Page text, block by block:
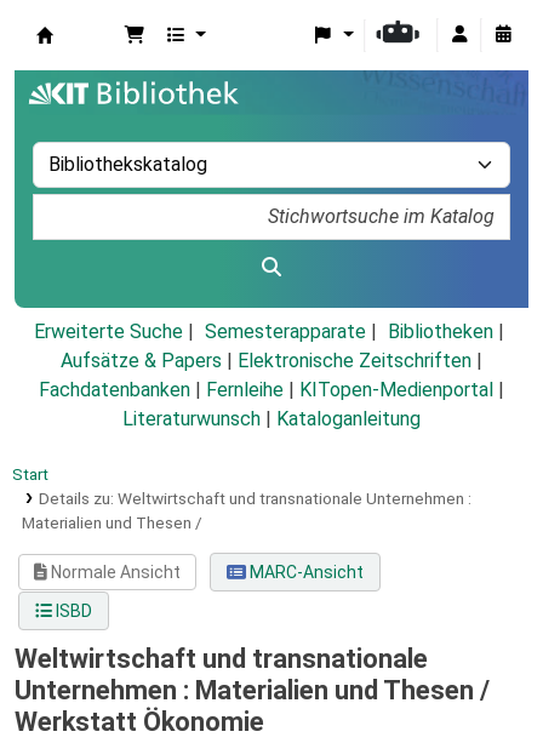
Erweiterte Suche Semesterapparate
Bibliotheken
Aufsätze & Papers
Elektronische Zeitschriften
Fachdatenbanken
Fernleihe KITopen-Medienportal
Literaturwunsch
Kataloganleitung
Start
Details zu: Weltwirtschaft und transnationale Unternehmen :
Materialien und Thesen /
Normale Ansicht
MARC-Ansicht
ISBD
Weltwirtschaft und transnationale
Unternehmen : Materialien und Thesen /
Werkstatt Ökonomie